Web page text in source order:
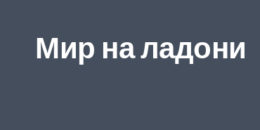
Мир на ладони